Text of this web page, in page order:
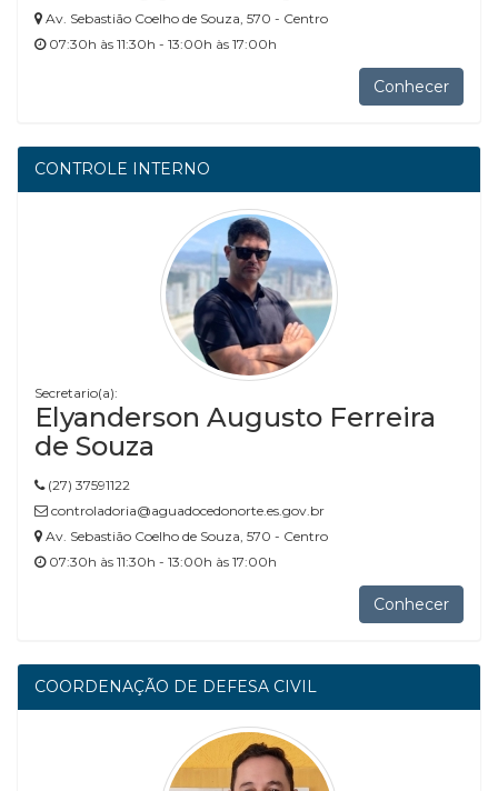
Av. Sebastião Coelho de Souza, 570 - Centro
07:30h às 11:30h - 13:00h às 17:00h
Conhecer
CONTROLE INTERNO
Secretario(a):
Elyanderson Augusto Ferreira
de Souza
(27) 37591122
controladoria@aguadocedonorte.es.gov.br
Av. Sebastião Coelho de Souza, 570 - Centro
07:30h às 11:30h - 13:00h às 17:00h
Conhecer
COORDENAÇÃO DE DEFESA CIVIL